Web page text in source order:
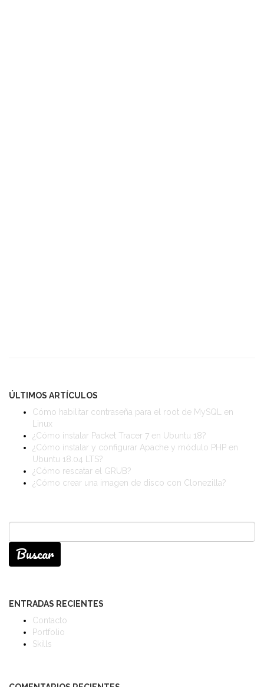
ÚLTIMOS ARTÍCULOS
Cómo habilitar contraseña para el root de MySQL en
Linux
¿Cómo instalar Packet Tracer 7 en Ubuntu 18?
¿Cómo instalar y configurar Apache y módulo PHP en
Ubuntu 18.04 LTS?
¿Cómo rescatar el GRUB?
¿Cómo crear una imagen de disco con Clonezilla?
ENTRADAS RECIENTES
Contacto
Portfolio
Skills